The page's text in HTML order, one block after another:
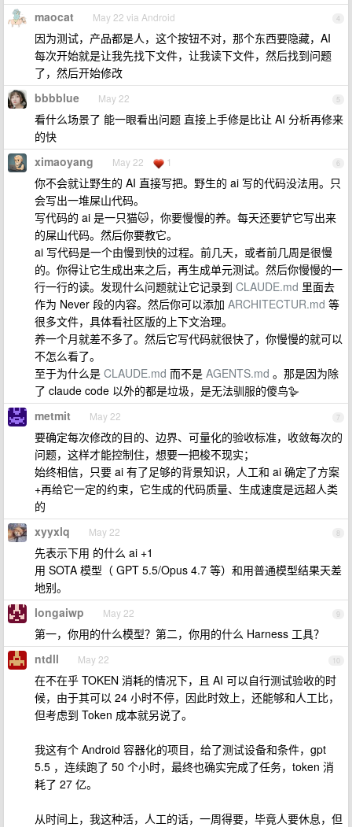
4
maocat May 22 via Android
因为测试，产品都是人，这个按钮不对，那个东西要隐藏，AI
每次开始就是让我先找下文件，让我读下文件，然后找到问题
了，然后开始修改
5
bbbblue May 22
看什么场景了 能一眼看出问题 直接上手修是比让 AI 分析再修来
的快
6
ximaoyang May 22 1
你不会就让野生的 AI 直接写把。野生的 ai 写的代码没法用。只
会写出一堆屎山代码。
写代码的 ai 是一只猫🐱，你要慢慢的养。每天还要铲它写出来
的屎山代码。然后你要教它。
ai 写代码是一个由慢到快的过程。前几天，或者前几周是很慢
的。你得让它生成出来之后，再生成单元测试。然后你慢慢的一
行一行的读。发现什么问题就让它记录到 CLAUDE.md 里面去
作为 Never 段的内容。然后你可以添加 ARCHITECTUR.md 等
很多文件，具体看社区版的上下文治理。
养一个月就差不多了。然后它写代码就很快了，你慢慢的就可以
不怎么看了。
至于为什么是 CLAUDE.md 而不是 AGENTS.md 。那是因为除
了 claude code 以外的都是垃圾，是无法驯服的傻鸟🪿
7
metmit May 22
要确定每次修改的目的、边界、可量化的验收标准，收敛每次的
问题，这样才能控制住，想要一把梭不现实；
始终相信，只要 ai 有了足够的背景知识，人工和 ai 确定了方案
+再给它一定的约束，它生成的代码质量、生成速度是远超人类
的
8
xyyxlq May 22
先表示下用 的什么 ai +1
用 SOTA 模型（ GPT 5.5/Opus 4.7 等）和用普通模型结果天差
地别。
9
longaiwp May 22
第一，你用的什么模型？第二，你用的什么 Harness 工具？
10
ntdll May 22
在不在乎 TOKEN 消耗的情况下，且 AI 可以自行测试验收的时
候，由于其可以 24 小时不停，因此时效上，还能够和人工比，
但考虑到 Token 成本就另说了。
我这有个 Android 容器化的项目，给了测试设备和条件，gpt
5.5 ，连续跑了 50 个小时，最终也确实完成了任务，token 消
耗了 27 亿。
从时间上，我这种活，人工的话，一周得要，毕竟人要休息，但